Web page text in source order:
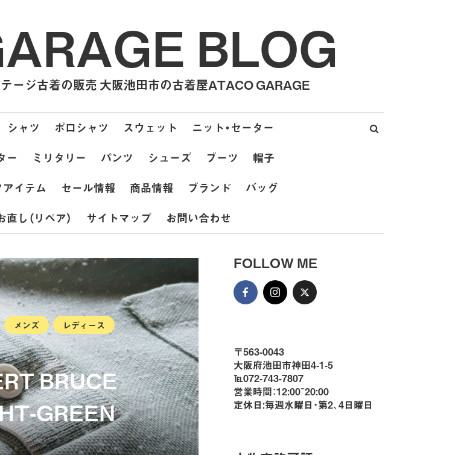
BLOG
ージ古着の販売 大阪池田市の古着屋ATACO GARAGE
シャツ ポロシャツ スウェット
ニット・セーター
ー ミリタリー パンツ シューズ ブーツ
帽子
イテム セール情報 商品情報 ブランド
バッグ
直し（リペア） サイトマップ お問い合わせ
メンズ
レディース
BRUCE
GREEN
FOLLOW ME
〒563-0043
大阪府池田市神田4-1-5
℡072-743-7807
営業時間：12:00~20:00
定休日:毎週水曜日・第2、4日曜日